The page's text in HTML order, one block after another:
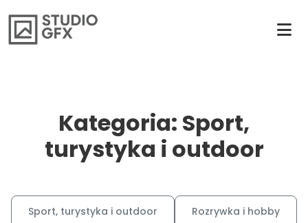
Kategoria: Sport,
turystyka i outdoor
Sport, turystyka i outdoor Rozrywka i hobby